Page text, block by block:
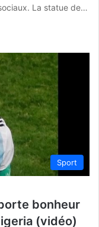
La statue de…
Sport
bonheur
(vidéo)